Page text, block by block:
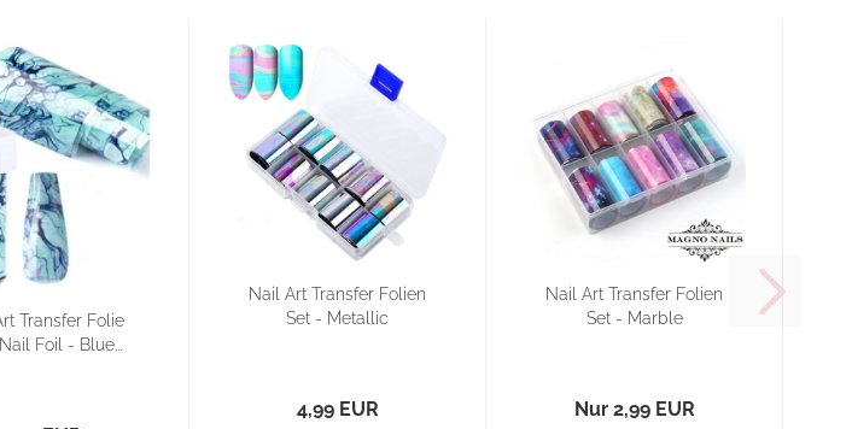
Transfer Folie
Foil - Blue...
Nail Art Transfer Folien
Set - Metallic
4,99 EUR
Nail Art Transfer Folien
Set - Marble
Nur 2,99 EUR